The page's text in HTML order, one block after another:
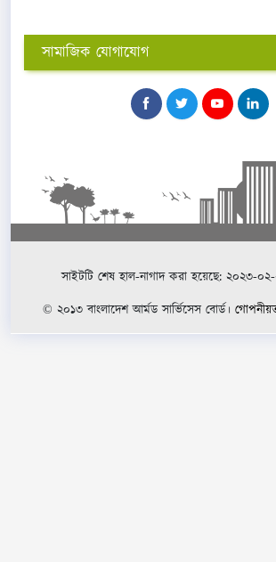
সামাজিক যোগাযোগ
সাইটটি শেষ হাল-নাগাদ করা হয়েছে: ২০২৩-
© ২০১৩ বাংলাদেশ আর্মড সার্ভিসেস বোর্ড।